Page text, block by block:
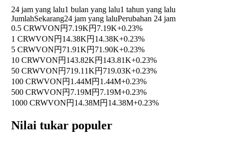
24 jam yang lalu1 bulan yang lalu1 tahun yang lalu
JumlahSekarang24 jam yang laluPerubahan 24 jam
0.5 CRWVON円7.19K円7.19K+0.23%
1 CRWVON円14.38K円14.38K+0.23%
5 CRWVON円71.91K円71.90K+0.23%
10 CRWVON円143.82K円143.81K+0.23%
50 CRWVON円719.11K円719.03K+0.23%
100 CRWVON円1.44M円1.44M+0.23%
500 CRWVON円7.19M円7.19M+0.23%
1000 CRWVON円14.38M円14.38M+0.23%
Nilai tukar populer